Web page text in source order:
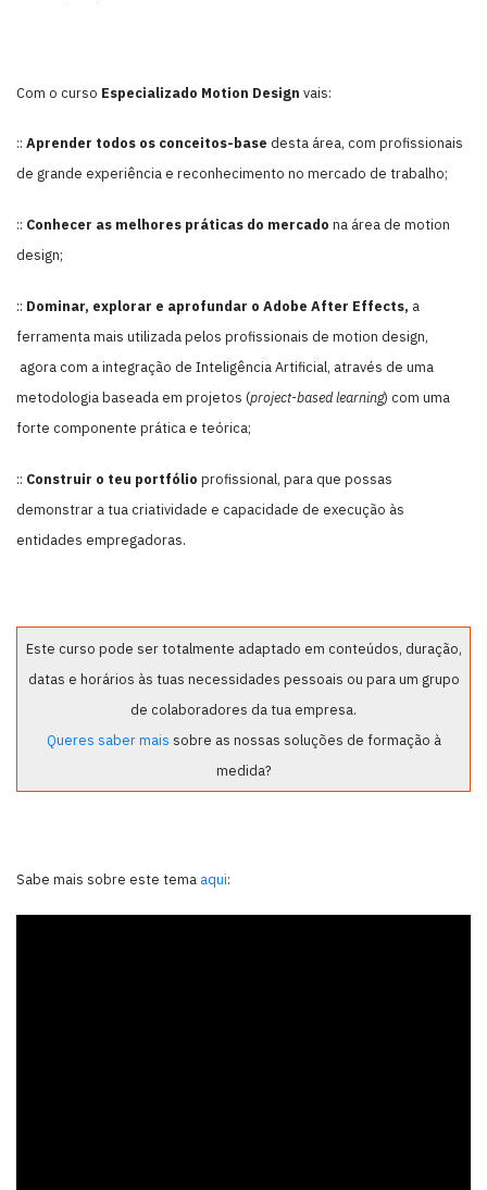
Com o curso Especializado Motion Design vais:
:: Aprender todos os conceitos-base desta área, com profissionais
de grande experiência e reconhecimento no mercado de trabalho;
:: Conhecer as melhores práticas do mercado na área de motion
design;
:: Dominar, explorar e aprofundar o Adobe After Effects, a
ferramenta mais utilizada pelos profissionais de motion design,
agora com a integração de Inteligência Artificial, através de uma
metodologia baseada em projetos (project-based learning) com uma
forte componente prática e teórica;
:: Construir o teu portfólio profissional, para que possas
demonstrar a tua criatividade e capacidade de execução às
entidades empregadoras.
Este curso pode ser totalmente adaptado em conteúdos, duração,
datas e horários às tuas necessidades pessoais ou para um grupo
de colaboradores da tua empresa.
Queres saber mais sobre as nossas soluções de formação à
medida?
Sabe mais sobre este tema aqui: